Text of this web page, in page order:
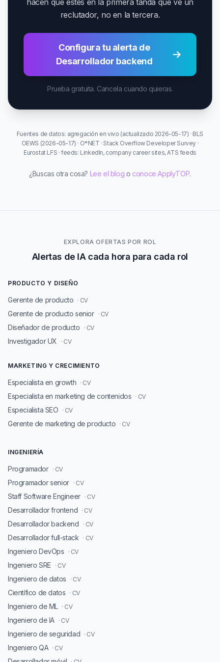
hacen que estés en la primera tanda que ve un
reclutador, no en la tercera.
Configura tu alerta de
Desarrollador backend
Prueba gratuita. Cancela cuando quieras.
Fuentes de datos: agregación en vivo (actualizado 2026-05-17) · BLS
OEWS (2026-05-17) · O*NET · Stack Overflow Developer Survey ·
Eurostat LFS · feeds: LinkedIn, company career sites, ATS feeds
¿Buscas otra cosa? Lee el blog o conoce ApplyTOP.
EXPLORA OFERTAS POR ROL
Alertas de IA cada hora para cada rol
PRODUCTO Y DISEÑO
Gerente de producto · CV
Gerente de producto senior · CV
Diseñador de producto · CV
Investigador UX · CV
MARKETING Y CRECIMIENTO
Especialista en growth · CV
Especialista en marketing de contenidos · CV
Especialista SEO · CV
Gerente de marketing de producto · CV
INGENIERÍA
Programador · CV
Programador senior · CV
Staff Software Engineer · CV
Desarrollador frontend · CV
Desarrollador backend · CV
Desarrollador full-stack · CV
Ingeniero DevOps · CV
Ingeniero SRE · CV
Ingeniero de datos · CV
Científico de datos · CV
Ingeniero de ML · CV
Ingeniero de IA · CV
Ingeniero de seguridad · CV
Ingeniero QA · CV